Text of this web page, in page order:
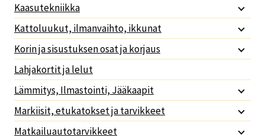
Kaasutekniikka
Kattoluukut, ilmanvaihto, ikkunat
Korin ja sisustuksen osat ja korjaus
Lahjakortit ja lelut
Lämmitys, Ilmastointi, Jääkaapit
Markiisit, etukatokset ja tarvikkeet
Matkailuautotarvikkeet